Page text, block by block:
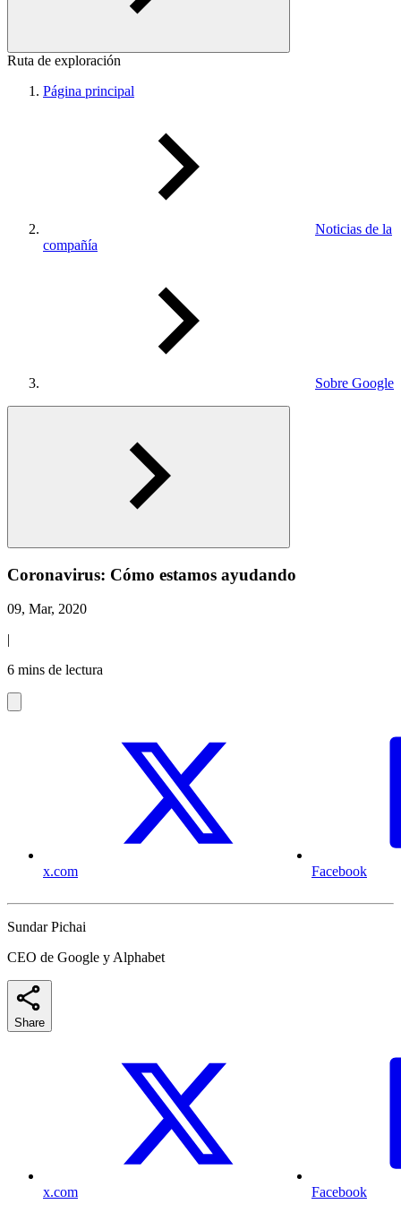
Ruta de exploración
Página principal
Noticias de la
compañía
Sobre Google
Coronavirus: Cómo estamos ayudando
09, Mar, 2020
|
6 mins de lectura
x.com Facebook
Sundar Pichai
CEO de Google y Alphabet
Share
x.com Facebook